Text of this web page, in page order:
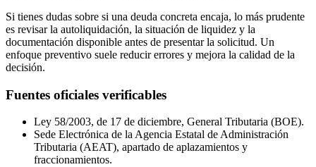
Si tienes dudas sobre si una deuda concreta encaja, lo más prudente
es revisar la autoliquidación, la situación de liquidez y la
documentación disponible antes de presentar la solicitud. Un
enfoque preventivo suele reducir errores y mejora la calidad de la
decisión.
Fuentes oficiales verificables
Ley 58/2003, de 17 de diciembre, General Tributaria (BOE).
Sede Electrónica de la Agencia Estatal de Administración
Tributaria (AEAT), apartado de aplazamientos y
fraccionamientos.